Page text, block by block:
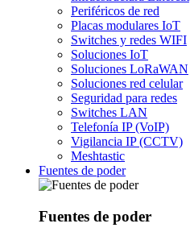
Periféricos de red
Placas modulares IoT
Switches y redes WIFI
Soluciones IoT
Soluciones LoRaWAN
Soluciones red celular
Seguridad para redes
Switches LAN
Telefonía IP (VoIP)
Vigilancia IP (CCTV)
Meshtastic
Fuentes de poder
Fuentes de poder